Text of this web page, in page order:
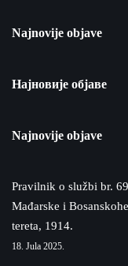
Najnovije objave
Најновије објаве
Najnovije objave
Pravilnik o službi br.
Mađarske i
tereta, 1914.
18. Jula 2025.